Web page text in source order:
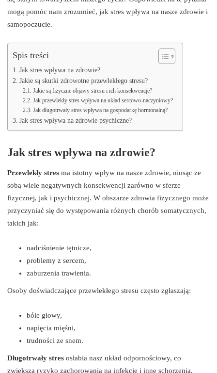
mogą pomóc nam zrozumieć, jak stres wpływa na nasze zdrowie i
samopoczucie.
Spis treści
Jak stres wpływa na zdrowie?
Jakie są skutki zdrowotne przewlekłego stresu?
Jakie są fizyczne objawy stresu i ich konsekwencje?
Jak przewlekły stres wpływa na układ sercowo-naczyniowy?
Jak długotrwały stres wpływa na gospodarkę hormonalną?
Jak stres wpływa na zdrowie psychiczne?
Jak stres wpływa na zdrowie?
Przewlekły stres ma istotny wpływ na nasze zdrowie, niosąc ze
sobą wiele negatywnych konsekwencji zarówno w sferze
fizycznej, jak i psychicznej. W obszarze zdrowia fizycznego może
przyczyniać się do występowania różnych chorób somatycznych,
takich jak:
nadciśnienie tętnicze,
problemy z sercem,
zaburzenia trawienia.
Osoby doświadczające przewlekłego stresu często zgłaszają:
bóle głowy,
napięcia mięśni,
trudności ze snem.
Długotrwały stres osłabia nasz układ odpornościowy, co
zwiększa ryzyko zachorowania na infekcje i inne schorzenia.